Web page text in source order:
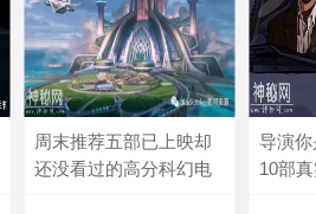
周末推荐五部已上映却
还没看过的高分科幻电
导演
10部